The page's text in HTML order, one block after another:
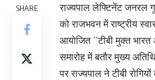
SHARE
राज्यपाल लेफ्टिनेंट जनरल
को राजभवन में राष्ट्रीय
आयोजित ‘‘टीबी मुक्त
समारोह में बतौर मुख्य
पर राज्यपाल ने टीबी